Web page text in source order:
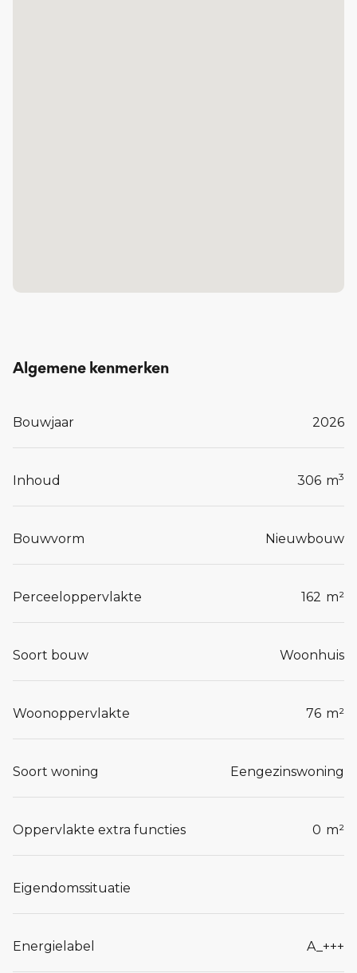
een achterpad
Diverse keuzeopties mogelijk, waaronder een
ruimere woonkamer of dakkapel
Energiezuinig en gasloos wonen met
balansventilatie, uitstekende isolatie,
zonnepanelen, een lucht-water warmtepomp,
Lees meer...
Algemene kenmerken
Bouwjaar 2026
Inhoud 306 m3
Bouwvorm Nieuwbouw
Perceeloppervlakte 162 m²
Soort bouw Woonhuis
Woonoppervlakte 76 m²
Soort woning Eengezinswoning
Oppervlakte extra functies 0 m²
Eigendomssituatie
Energielabel A_+++